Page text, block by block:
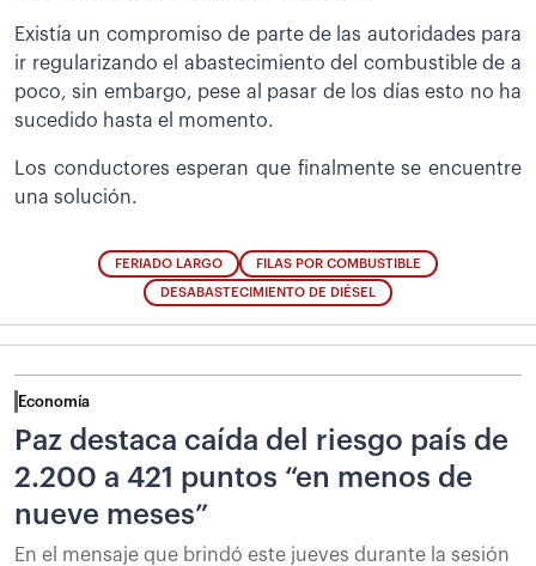
Existía un compromiso de parte de las autoridades para
ir regularizando el abastecimiento del combustible de a
poco, sin embargo, pese al pasar de los días esto no ha
sucedido hasta el momento.
Los conductores esperan que finalmente se encuentre
una solución.
FERIADO LARGO FILAS POR COMBUSTIBLE
DESABASTECIMIENTO DE DIÉSEL
Economía
Paz destaca caída del riesgo país de
2.200 a 421 puntos “en menos de
nueve meses”
En el mensaje que brindó este jueves durante la sesión